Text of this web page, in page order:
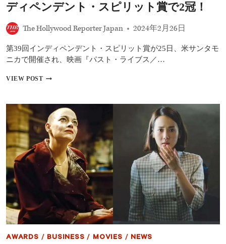
最
秀
品
に
選
ディペンデント・スピリット賞で2冠！
The Hollywood Reporter Japan 2024年2月26日
第39回インディペンデント・スピリット賞が25日、米サンタモ
ニカで開催され、映画『パスト・ライブス／…
VIEW POST映
ス
ト・
ラ
イ
ブ
ス
会』、
デ
デ
AWARDS / BUSINESS / MOVIES / NEWS